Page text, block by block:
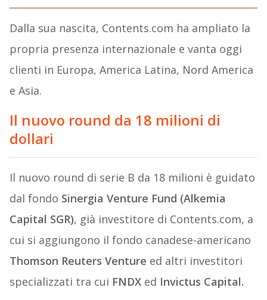
Dalla sua nascita, Contents.com ha ampliato la
propria presenza internazionale e vanta oggi
clienti in Europa, America Latina, Nord America
e Asia.
Il nuovo round da 18 milioni di
dollari
Il nuovo round di serie B da 18 milioni è guidato
dal fondo Sinergia Venture Fund (Alkemia
Capital SGR), già investitore di Contents.com, a
cui si aggiungono il fondo canadese-americano
Thomson Reuters Venture ed altri investitori
specializzati tra cui FNDX ed Invictus Capital.